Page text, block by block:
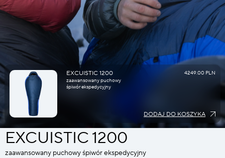
EXCUISTIC 1200
zaawansowany puchowy
śpiwór ekspedycyjny
4249.00 PLN
DODAJ DO KOSZYKA
EXCUISTIC 1200
zaawansowany puchowy śpiwór ekspedycyjny